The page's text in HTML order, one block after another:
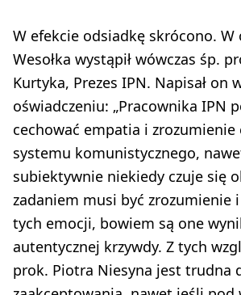
W efekcie odsiadkę skrócono. W
Wesołka wystąpił wówczas śp.
Kurtyka, Prezes IPN. Napisał on
oświadczeniu: „Pracownika IPN
cechować empatia i
systemu komunistycznego,
subiektywnie niekiedy czuje się
zadaniem musi być zrozumienie
tych emocji, bowiem są one
autentycznej krzywdy. Z tych
prok. Piotra Niesyna jest trudna